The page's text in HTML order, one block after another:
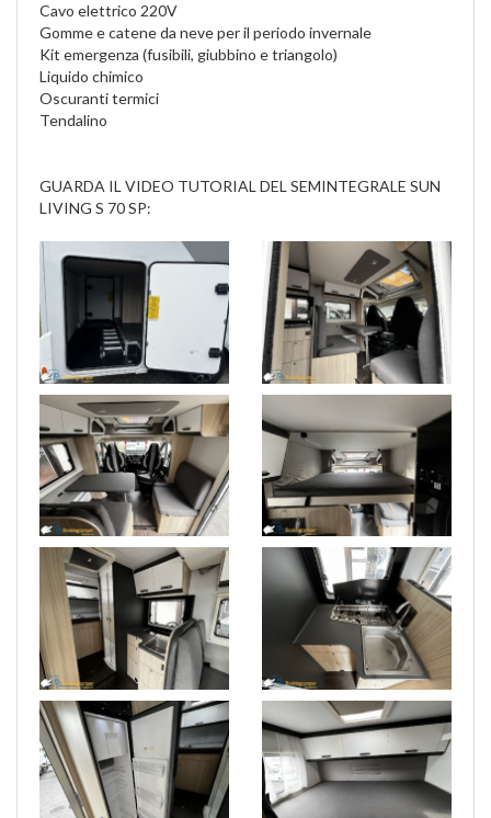
Cavo elettrico 220V
Gomme e catene da neve per il periodo invernale
Kit emergenza (fusibili, giubbino e triangolo)
Liquido chimico
Oscuranti termici
Tendalino
GUARDA IL VIDEO TUTORIAL DEL SEMINTEGRALE SUN
LIVING S 70 SP: